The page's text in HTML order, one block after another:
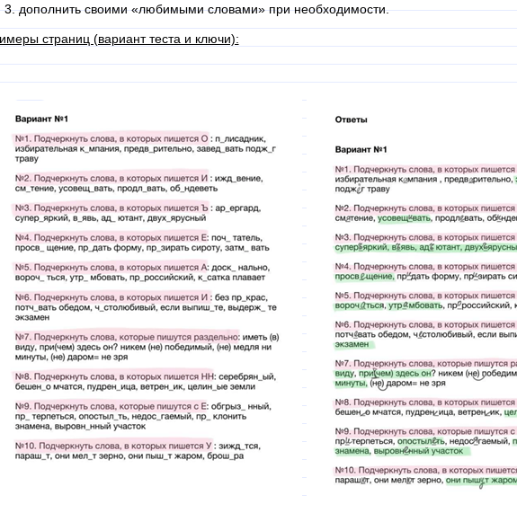
дополнить своими «любимыми словами» при необходимости.
страниц (вариант теста и ключи):